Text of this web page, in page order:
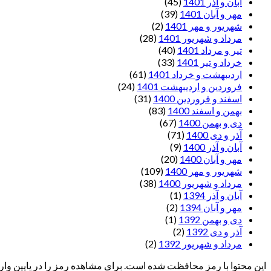
مهر و آبان 1401
(39)
شهریور و مهر 1401
(2)
مرداد و شهریور 1401
(28)
تیر و مرداد 1401
(40)
خرداد و تیر 1401
(33)
اردیبهشت و خرداد 1401
(61)
فروردین و اردیبهشت 1401
(24)
اسفند و فروردین 1400
(31)
بهمن و اسفند 1400
(83)
دی و بهمن 1400
(67)
آذر و دی 1400
(71)
آبان و آذر 1400
(9)
مهر و آبان 1400
(20)
شهریور و مهر 1400
(109)
مرداد و شهریور 1400
(38)
آبان و آذر 1394
(1)
مهر و آبان 1394
(2)
دی و بهمن 1392
(1)
آذر و دی 1392
(2)
مرداد و شهریور 1392
(2)
این محتوا با رمز محافظت شده است. برای مشاهده رمز را در پایین